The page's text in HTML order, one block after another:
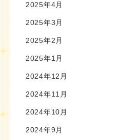
2025年4月
2025年3月
2025年2月
2025年1月
2024年12月
2024年11月
2024年10月
2024年9月